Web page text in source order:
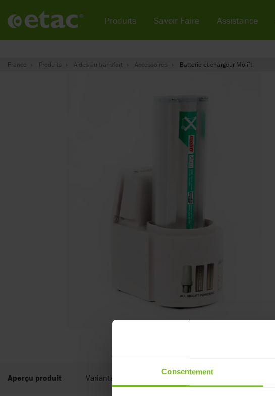
Consentement
France Produits Aides au transfert Accessoires Batterie et chargeur Molift
Aperçu produit Variantes and détails Documents
Produits Savoir Faire Assistance